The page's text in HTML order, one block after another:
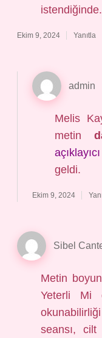
istendiğinde.
Ekim 9, 2024 Yanıtla
admin
Melis
metin
açıklayıcı
geldi.
Ekim 9, 2024
Sibel
Metin
Yeterli Mi
okunabilirliği
seansı,